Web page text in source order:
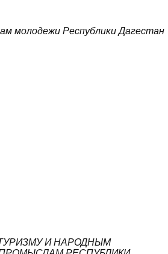
молодежи Республики Дагестан
И НАРОДНЫМ